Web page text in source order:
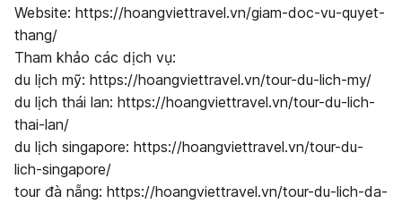
Website: https://hoangviettravel.vn/giam-doc-vu-quyet-
thang/
Tham khảo các dịch vụ:
du lịch mỹ: https://hoangviettravel.vn/tour-du-lich-my/
du lịch thái lan: https://hoangviettravel.vn/tour-du-lich-
thai-lan/
du lịch singapore: https://hoangviettravel.vn/tour-du-
lich-singapore/
tour đà nẵng: https://hoangviettravel.vn/tour-du-lich-da-